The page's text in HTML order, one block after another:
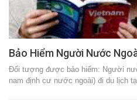
Bảo Hiểm Người Nước
Đối tượng được bảo hiểm: Người
nam định cư nước ngoài) đi du lịch